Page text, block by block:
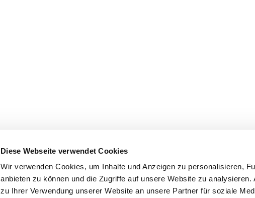
Diese Webseite verwendet Cookies
Wir verwenden Cookies, um Inhalte und Anzeigen zu personalisieren,
anbieten zu können und die Zugriffe auf unsere Website zu
zu Ihrer Verwendung unserer Website an unsere Partner für soziale